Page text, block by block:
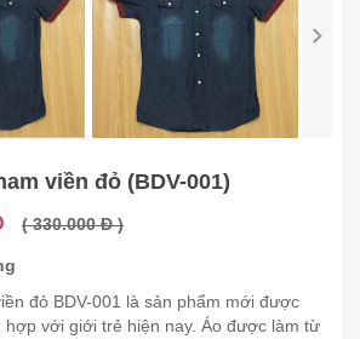
viền đỏ (BDV-001)
( 330.000 Đ )
đỏ BDV-001 là sản phẩm mới được
hợp với giới trẻ hiện nay. Áo được làm từ